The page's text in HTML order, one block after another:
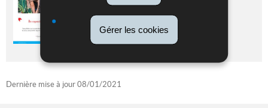
Gérer les cookies
Dernière mise à jour 08/01/2021